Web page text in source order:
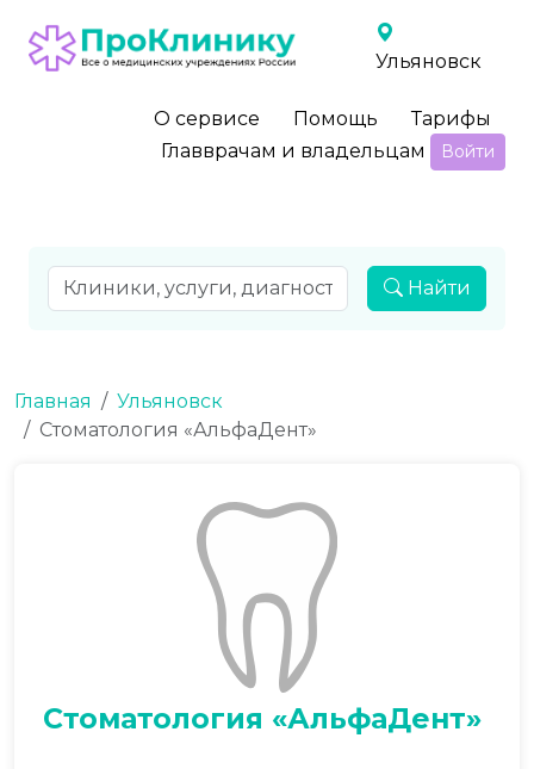
Ульяновск
О сервисе Помощь
Тарифы
Главврачам и владельцам
Войти
Найти
Главная
Ульяновск
Стоматология «АльфаДент»
Стоматология «АльфаДент»